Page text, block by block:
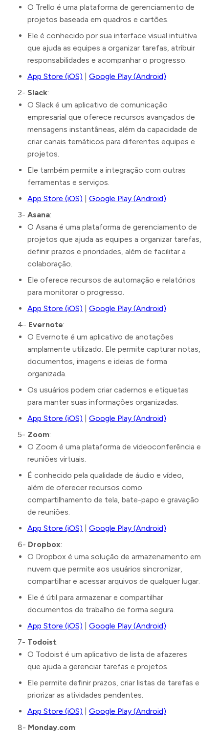
O Trello é uma plataforma de gerenciamento de
projetos baseada em quadros e cartões.
Ele é conhecido por sua interface visual intuitiva
que ajuda as equipes a organizar tarefas, atribuir
responsabilidades e acompanhar o progresso.
App Store (iOS)
Google Play (Android)
2- Slack:
O Slack é um aplicativo de comunicação
empresarial que oferece recursos avançados de
mensagens instantâneas, além da capacidade de
criar canais temáticos para diferentes equipes e
projetos.
Ele também permite a integração com outras
ferramentas e serviços.
App Store (iOS)
Google Play (Android)
3- Asana:
O Asana é uma plataforma de gerenciamento de
projetos que ajuda as equipes a organizar tarefas,
definir prazos e prioridades, além de facilitar a
colaboração.
Ele oferece recursos de automação e relatórios
para monitorar o progresso.
App Store (iOS)
Google Play (Android)
4- Evernote:
O Evernote é um aplicativo de anotações
amplamente utilizado. Ele permite capturar notas,
documentos, imagens e ideias de forma
organizada.
Os usuários podem criar cadernos e etiquetas
para manter suas informações organizadas.
App Store (iOS)
Google Play (Android)
5- Zoom:
O Zoom é uma plataforma de videoconferência e
reuniões virtuais.
É conhecido pela qualidade de áudio e vídeo,
além de oferecer recursos como
compartilhamento de tela, bate-papo e gravação
de reuniões.
App Store (iOS)
Google Play (Android)
6- Dropbox:
O Dropbox é uma solução de armazenamento em
nuvem que permite aos usuários sincronizar,
compartilhar e acessar arquivos de qualquer lugar.
Ele é útil para armazenar e compartilhar
documentos de trabalho de forma segura.
App Store (iOS)
Google Play (Android)
7- Todoist:
O Todoist é um aplicativo de lista de afazeres
que ajuda a gerenciar tarefas e projetos.
Ele permite definir prazos, criar listas de tarefas e
priorizar as atividades pendentes.
App Store (iOS)
Google Play (Android)
8- Monday.com: